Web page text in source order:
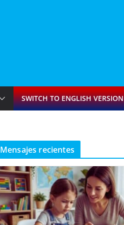
SWITCH TO ENGLISH VERSION
Mensajes recientes